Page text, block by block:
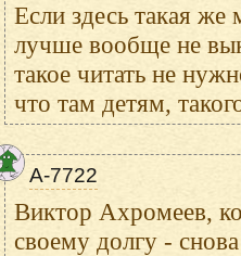
Если здесь такая же
лучше вообще не
такое читать не
что там детям,
A-7722
Виктор Ахромеев,
своему долгу -